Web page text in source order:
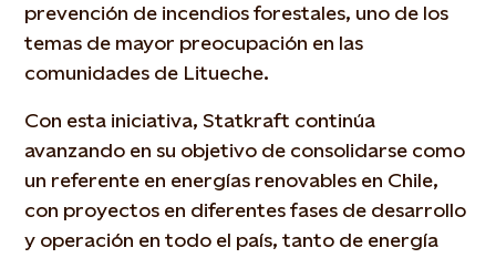
prevención de incendios forestales, uno de los
temas de mayor preocupación en las
comunidades de Litueche.
Con esta iniciativa, Statkraft continúa
avanzando en su objetivo de consolidarse como
un referente en energías renovables en Chile,
con proyectos en diferentes fases de desarrollo
y operación en todo el país, tanto de energía